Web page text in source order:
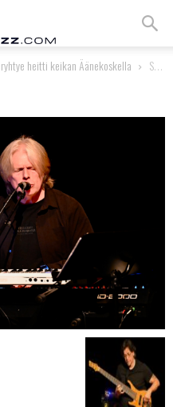
heitti keikan Äänekoskella Steve Hunt.